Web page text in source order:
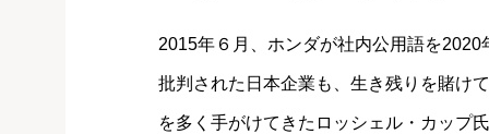
2015年６月、ホンダが社内公用語を
批判された日本企業も、生き残りを賭け
を多く手がけてきたロッシェル・カップ